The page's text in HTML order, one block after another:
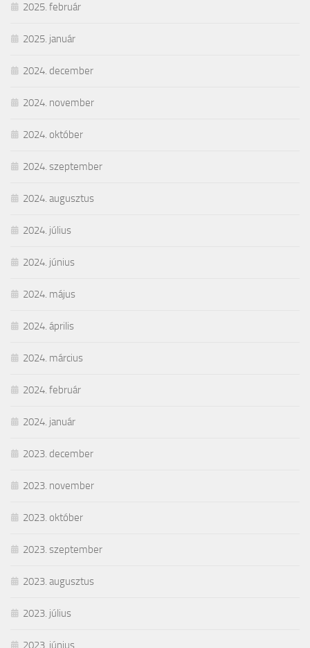
2025. február
2025. január
2024. december
2024. november
2024. október
2024. szeptember
2024. augusztus
2024. július
2024. június
2024. május
2024. április
2024. március
2024. február
2024. január
2023. december
2023. november
2023. október
2023. szeptember
2023. augusztus
2023. július
2023. június